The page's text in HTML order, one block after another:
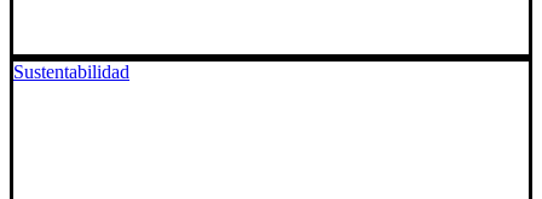
Sustentabilidad